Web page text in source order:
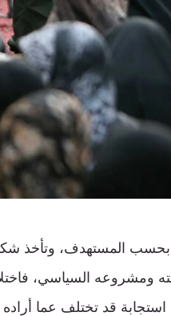
بحسب المستهدف، وتأخذ
ومشروعه السياسي،
قد تختلف عما